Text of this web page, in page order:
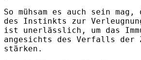
So mühsam es auch sein mag,
des Instinkts zur
ist unerlässlich, um das
angesichts des Verfalls
stärken.